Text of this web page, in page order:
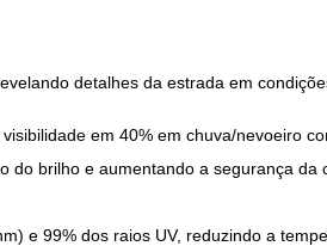
detalhes da estrada em
em 40% em chuva/nevoeiro
brilho e aumentando a segurança da
e 99% dos raios UV, reduzindo a